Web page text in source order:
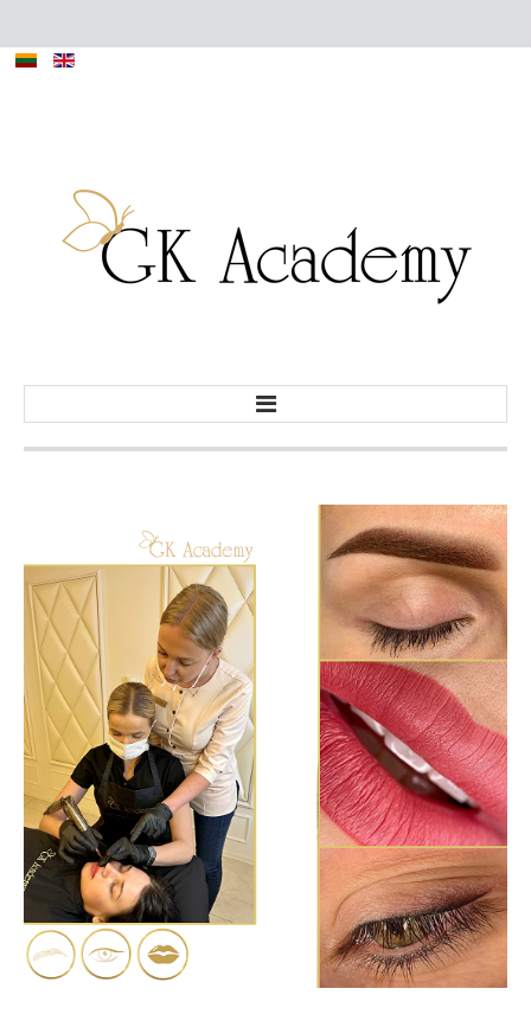
APIE MUS
MOKYMAI
Small tattoo
Auskarų vėrimo
Antakių ir blakstienų laminavimo
Antakių MasterClass dizaino, architektūros ir laminavimo
Ilgalaikio makiažo (antakiai, lūpos, akys)
Klasikinio ir liftinguojančio veido masažo
Plaukų priauginimo
Kasyčių pynimo DRAKONIUKAI
Blakstienų priauginimo pradedančiosioms: Klasika+Volume